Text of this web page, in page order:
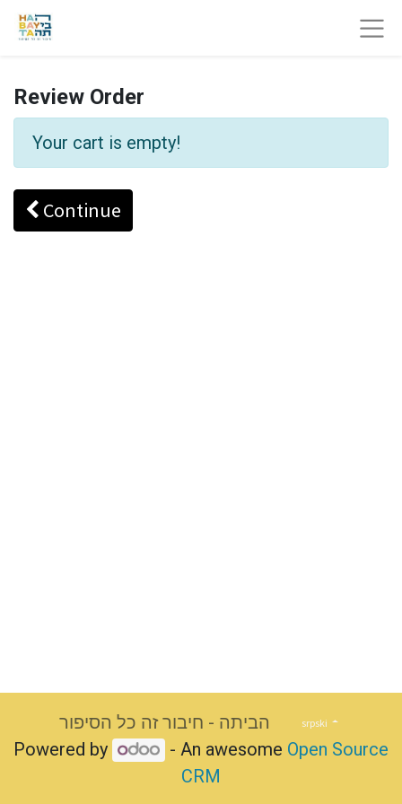
Review Order
Your cart is empty!
Continue
הביתה - חיבור זה כל הסיפור srpski
Powered by - An awesome Open Source
CRM